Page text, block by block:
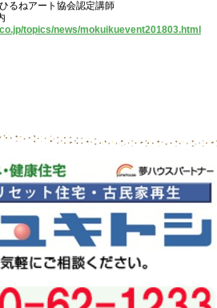
るねアート協会認定講師
topics/news/mokuikuevent201803.html